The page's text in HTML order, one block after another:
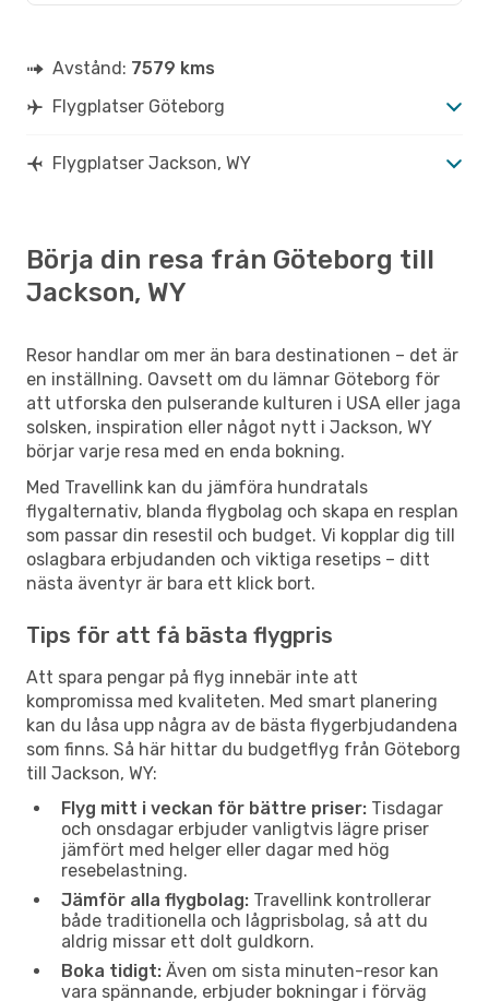
Avstånd: 7579 kms
Flygplatser Göteborg
Flygplatser Jackson, WY
Börja din resa från Göteborg till
Jackson, WY
Resor handlar om mer än bara destinationen – det är
en inställning. Oavsett om du lämnar Göteborg för
att utforska den pulserande kulturen i USA eller jaga
solsken, inspiration eller något nytt i Jackson, WY
börjar varje resa med en enda bokning.
Med Travellink kan du jämföra hundratals
flygalternativ, blanda flygbolag och skapa en resplan
som passar din resestil och budget. Vi kopplar dig till
oslagbara erbjudanden och viktiga resetips – ditt
nästa äventyr är bara ett klick bort.
Tips för att få bästa flygpris
Att spara pengar på flyg innebär inte att
kompromissa med kvaliteten. Med smart planering
kan du låsa upp några av de bästa flygerbjudandena
som finns. Så här hittar du budgetflyg från Göteborg
till Jackson, WY:
Flyg mitt i veckan för bättre priser: Tisdagar
och onsdagar erbjuder vanligtvis lägre priser
jämfört med helger eller dagar med hög
resebelastning.
Jämför alla flygbolag: Travellink kontrollerar
både traditionella och lågprisbolag, så att du
aldrig missar ett dolt guldkorn.
Boka tidigt: Även om sista minuten-resor kan
vara spännande, erbjuder bokningar i förväg